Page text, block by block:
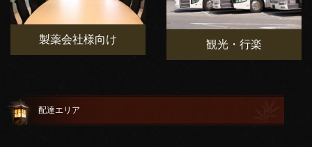
製薬会社様向け 観光・行楽
配達エリア